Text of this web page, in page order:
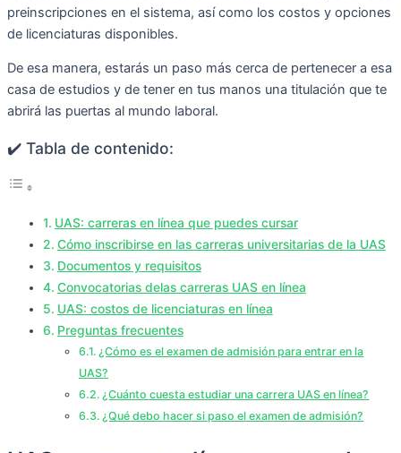
preinscripciones en el sistema, así como los costos y opciones
de licenciaturas disponibles.
De esa manera, estarás un paso más cerca de pertenecer a esa
casa de estudios y de tener en tus manos una titulación que te
abrirá las puertas al mundo laboral.
✔️ Tabla de contenido:
UAS: carreras en línea que puedes cursar
Cómo inscribirse en las carreras universitarias de la UAS
Documentos y requisitos
Convocatorias delas carreras UAS en línea
UAS: costos de licenciaturas en línea
Preguntas frecuentes
¿Cómo es el examen de admisión para entrar en la
UAS?
¿Cuánto cuesta estudiar una carrera UAS en línea?
¿Qué debo hacer si paso el examen de admisión?